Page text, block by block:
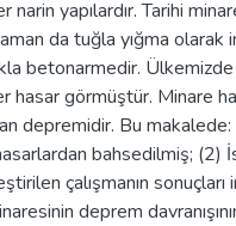
narin yapılardır. Tarihi
da tuğla yığma
betonarmedir.
hasar görmüştür. Minare
depremidir. Bu
bahsedilmiş; (2)
çalışmanın
deprem